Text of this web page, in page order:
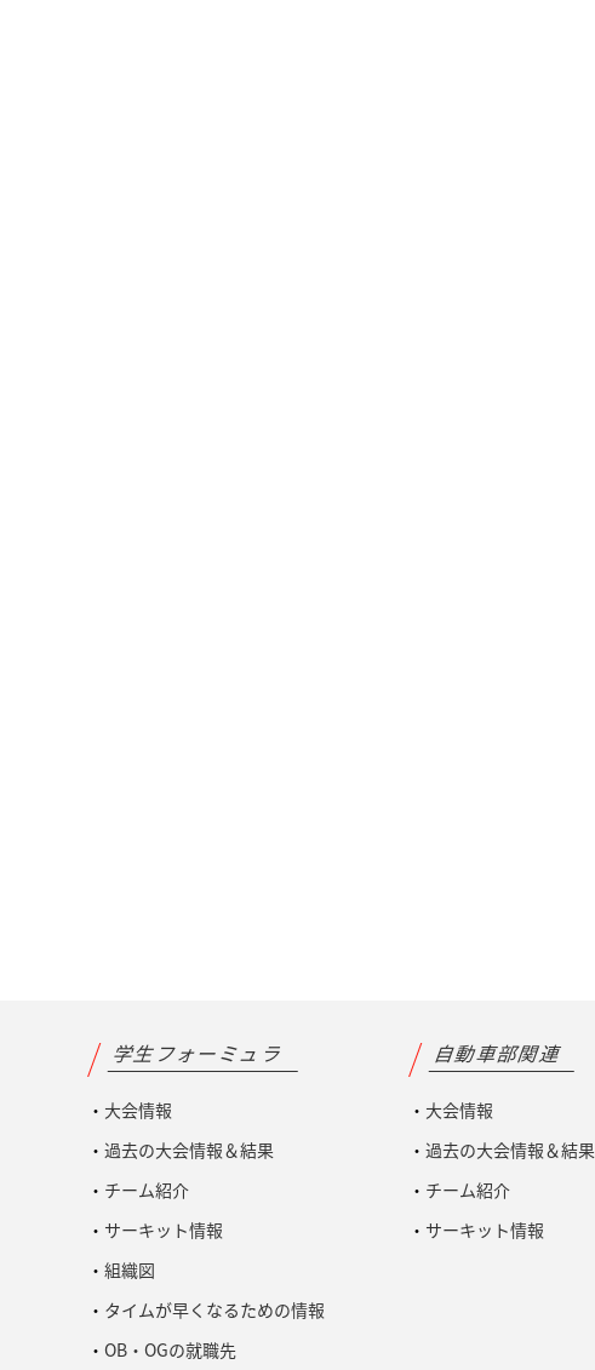
学生フォーミュラ
大会情報
過去の大会情報＆結果
チーム紹介
サーキット情報
組織図
タイムが早くなるための情報
OB・OGの就職先
自動車部関連
大会情報
過去の大会情報＆結果
チーム紹介
サーキット情報